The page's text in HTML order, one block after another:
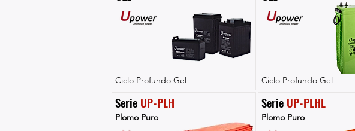
Ciclo Profundo Gel
Serie UP-PLH
Plomo Puro
Ciclo Profundo Gel
Serie UP-PLHL
Plomo Puro